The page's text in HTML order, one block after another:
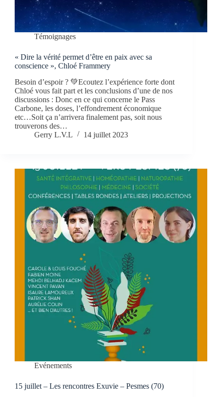
Témoignages
« Dire la vérité permet d’être en paix avec sa
conscience », Chloé Frammery
Besoin d’espoir ? 💚Ecoutez l’expérience forte dont
Chloé vous fait part et les conclusions d’une de nos
discussions : Donc en ce qui concerne le Pass
Carbone, les doses, l’effondrement économique
etc…Soit ça n’arrivera finalement pas, soit nous
trouverons des…
Gerry L.V.L
14 juillet 2023
Evénements
15 juillet – Les rencontres Exuvie – Pesmes (70)